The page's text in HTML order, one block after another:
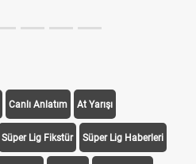
Canlı Anlatım At Yarışı
Süper Lig Fikstür Süper Lig Haberleri